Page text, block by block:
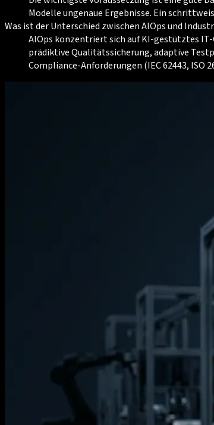
Modelle ungenaue Ergebnisse. Ein
Was ist der Unterschied zwischen AIOps und
AIOps konzentriert sich auf KI-gestütztes
prädiktive Qualitätssicherung, adaptive
Compliance-Anforderungen (IEC 62443, ISO